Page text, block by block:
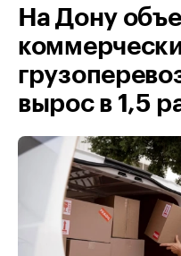
На Дону
вырос в 1,5